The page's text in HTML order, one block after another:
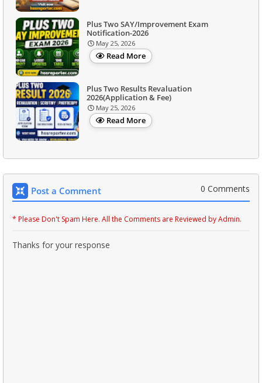
Plus Two SAY/Improvement Exam
Notification-2026
May 25, 2026
Read More
Plus Two Results Revaluation
2026(Application & Fee)
May 25, 2026
Read More
Post a Comment 0 Comments
* Please Don't Spam Here. All the Comments are Reviewed by Admin.
Thanks for your response